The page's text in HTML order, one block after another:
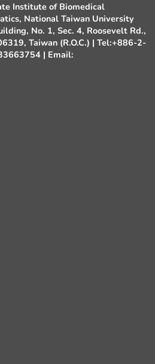
Institute of Biomedical
National Taiwan University
No. 1, Sec. 4, Roosevelt Rd.,
Taiwan (R.O.C.) | Tel:+886-2-
| Email: